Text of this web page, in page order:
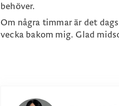
behöver.
Om några timmar är det
vecka bakom mig. Glad